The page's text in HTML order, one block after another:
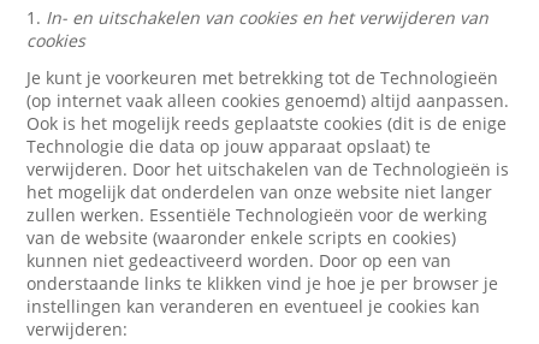
1. In- en uitschakelen van cookies en het verwijderen van
cookies
Je kunt je voorkeuren met betrekking tot de Technologieën
(op internet vaak alleen cookies genoemd) altijd aanpassen.
Ook is het mogelijk reeds geplaatste cookies (dit is de enige
Technologie die data op jouw apparaat opslaat) te
verwijderen. Door het uitschakelen van de Technologieën is
het mogelijk dat onderdelen van onze website niet langer
zullen werken. Essentiële Technologieën voor de werking
van de website (waaronder enkele scripts en cookies)
kunnen niet gedeactiveerd worden. Door op een van
onderstaande links te klikken vind je hoe je per browser je
instellingen kan veranderen en eventueel je cookies kan
verwijderen: